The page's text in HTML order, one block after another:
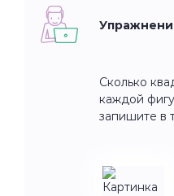
Сколько
каждой
запишите в